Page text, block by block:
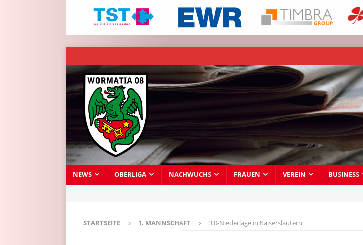
NEWS OBERLIGA NACHWUCHS FRAUEN VEREIN BUSINESS
STARTSEITE 1. MANNSCHAFT 3:0-Niederlage in Kaiserslautern